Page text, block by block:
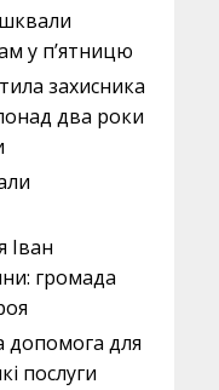
у п’ятницю
захисника
два роки
Іван
громада
допомога для
послуги